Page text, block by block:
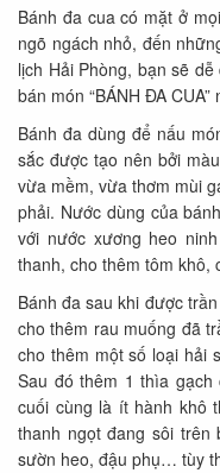
Bánh đa cua có mặt ở
ngõ ngách nhỏ, đến
lịch Hải Phòng, bạn sẽ
bán món “BÁNH ĐA CUA”
Bánh đa dùng để nấu
sắc được tạo nên bởi
vừa mềm, vừa thơm mùi
phải. Nước dùng của
với nước xương heo
thanh, cho thêm tôm khô,
Bánh đa sau khi được
cho thêm rau muống đã
cho thêm một số loại hải
Sau đó thêm 1 thìa
cuối cùng là ít hành khô
thanh ngọt đang sôi
sườn heo, đậu phụ… tùy